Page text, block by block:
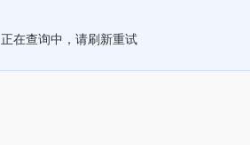
正在查询中，请刷新重试